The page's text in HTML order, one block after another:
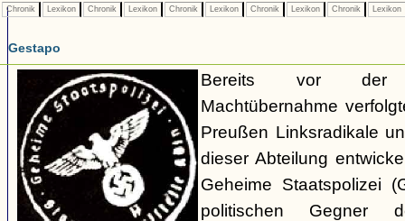
Chronik Lexikon Chronik Lexikon Chronik Lexikon Chronik Lexikon Chronik Lexikon
Gestapo
Bereits vor der
Machtübernahme
Preußen Linksradikale
dieser Abteilung
Geheime Staatspolizei
politischen Gegner